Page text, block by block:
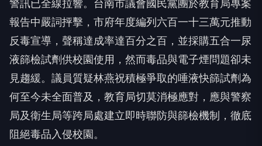
警訊已全線拉響。台南市議會國民黨團於教育局專案
報告中嚴詞抨擊，市府年度編列六百一十三萬元推動
反毒宣導，聲稱達成率達百分之百，並採購五合一尿
液篩檢試劑供校園使用，然而毒品與電子煙問題卻未
見趨緩。議員質疑林燕祝積極爭取的唾液快篩試劑為
何至今未全面普及，教育局切莫消極應對，應與警察
局及衛生局等跨局處建立即時聯防與篩檢機制，徹底
阻絕毒品入侵校園。